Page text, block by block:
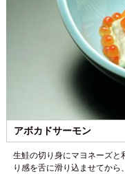
アボカドサーモン
生鮭の切り身にマヨネーズと
り感を舌に滑り込ませてから